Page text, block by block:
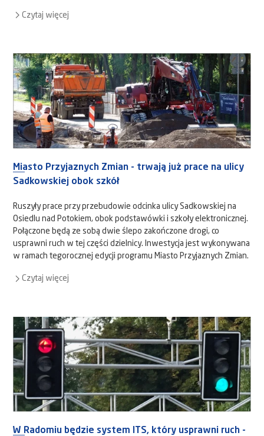
Czytaj więcej
Miasto Przyjaznych Zmian - trwają już prace na ulicy
Sadkowskiej obok szkół
Ruszyły prace przy przebudowie odcinka ulicy Sadkowskiej na
Osiedlu nad Potokiem, obok podstawówki i szkoły elektronicznej.
Połączone będą ze sobą dwie ślepo zakończone drogi, co
usprawni ruch w tej części dzielnicy. Inwestycja jest wykonywana
w ramach tegorocznej edycji programu Miasto Przyjaznych Zmian.
Czytaj więcej
W Radomiu będzie system ITS, który usprawni ruch -